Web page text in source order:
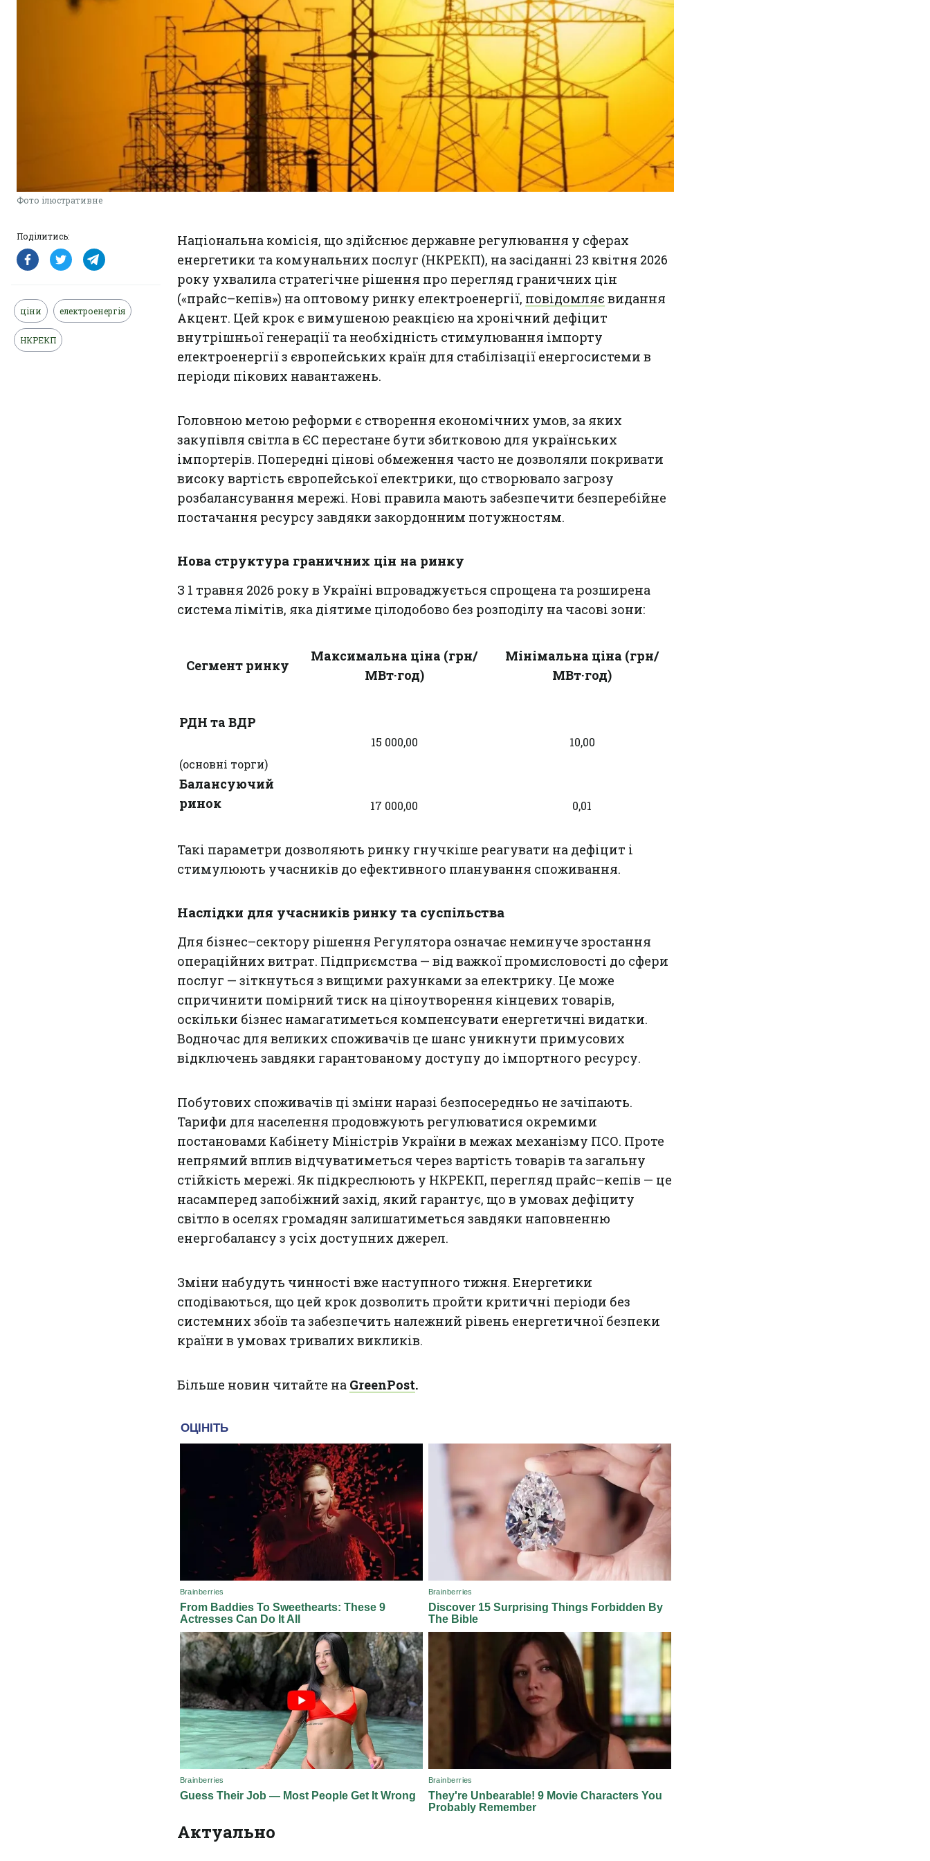
Фото ілюстративне
Поділитись:
ціни електроенергія
НКРЕКП
Національна комісія, що здійснює державне регулювання у сферах
енергетики та комунальних послуг (НКРЕКП), на засіданні 23 квітня 2026
року ухвалила стратегічне рішення про перегляд граничних цін
(«прайс–кепів») на оптовому ринку електроенергії, повідомляє видання
Акцент. Цей крок є вимушеною реакцією на хронічний дефіцит
внутрішньої генерації та необхідність стимулювання імпорту
електроенергії з європейських країн для стабілізації енергосистеми в
періоди пікових навантажень.
Головною метою реформи є створення економічних умов, за яких
закупівля світла в ЄС перестане бути збитковою для українських
імпортерів. Попередні цінові обмеження часто не дозволяли покривати
високу вартість європейської електрики, що створювало загрозу
розбалансування мережі. Нові правила мають забезпечити безперебійне
постачання ресурсу завдяки закордонним потужностям.
Нова структура граничних цін на ринку
З 1 травня 2026 року в Україні впроваджується спрощена та розширена
система лімітів, яка діятиме цілодобово без розподілу на часові зони:
Сегмент ринку
Максимальна ціна (грн/
МВт·год)
Мінімальна ціна (грн/
МВт·год)
РДН та ВДР
(основні торги)
15 000,00 10,00
Балансуючий
ринок
17 000,00 0,01
Такі параметри дозволяють ринку гнучкіше реагувати на дефіцит і
стимулюють учасників до ефективного планування споживання.
Наслідки для учасників ринку та суспільства
Для бізнес–сектору рішення Регулятора означає неминуче зростання
операційних витрат. Підприємства — від важкої промисловості до сфери
послуг — зіткнуться з вищими рахунками за електрику. Це може
спричинити помірний тиск на ціноутворення кінцевих товарів,
оскільки бізнес намагатиметься компенсувати енергетичні видатки.
Водночас для великих споживачів це шанс уникнути примусових
відключень завдяки гарантованому доступу до імпортного ресурсу.
Побутових споживачів ці зміни наразі безпосередньо не зачіпають.
Тарифи для населення продовжують регулюватися окремими
постановами Кабінету Міністрів України в межах механізму ПСО. Проте
непрямий вплив відчуватиметься через вартість товарів та загальну
стійкість мережі. Як підкреслюють у НКРЕКП, перегляд прайс–кепів — це
насамперед запобіжний захід, який гарантує, що в умовах дефіциту
світло в оселях громадян залишатиметься завдяки наповненню
енергобалансу з усіх доступних джерел.
Зміни набудуть чинності вже наступного тижня. Енергетики
сподіваються, що цей крок дозволить пройти критичні періоди без
системних збоїв та забезпечить належний рівень енергетичної безпеки
країни в умовах тривалих викликів.
Більше новин читайте на GreenPost.
Актуально